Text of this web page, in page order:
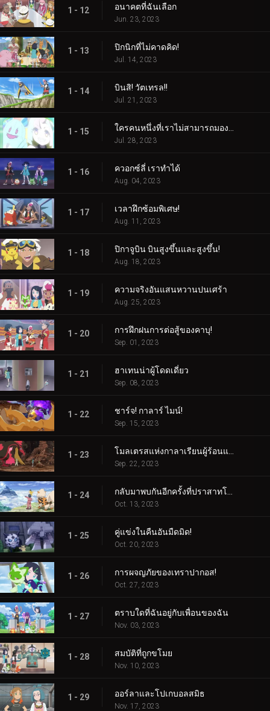
1 - 12 อนาคตที่ฉันเลือก
Jun. 23, 2023
1 - 13 ปิกนิกที่ไม่คาดคิด!
Jul. 14, 2023
1 - 14 บินสิ! วัตเทรล!!
Jul. 21, 2023
1 - 15
Jul. 28, 2023
1 - 16 ควอกซ์ลี่ เราทำได้
Aug. 04, 2023
1 - 17 เวลาฝึกซ้อมพิเศษ!
Aug. 11, 2023
1 - 18 ปิกาจูบิน บินสูงขึ้นและสูงขึ้น!
Aug. 18, 2023
1 - 19 ความจริงอันแสนหวานปนเศร้า
Aug. 25, 2023
1 - 20 การฝึกฝนการต่อสู้ของคาบุ!
Sep. 01, 2023
1 - 21 ฮาเทนน่าผู้โดดเดี่ยว
Sep. 08, 2023
1 - 22 ชาร์จ! กาลาร์ ไมน์!
Sep. 15, 2023
1 - 23
Sep. 22, 2023
1 - 24
Oct. 13, 2023
1 - 25 คู่แข่งในคืนอันมืดมิด!
Oct. 20, 2023
1 - 26 การผจญภัยของเทราปากอส!
Oct. 27, 2023
1 - 27 ตราบใดที่ฉันอยู่กับเพื่อนของฉัน
Nov. 03, 2023
1 - 28 สมบัติที่ถูกขโมย
Nov. 10, 2023
1 - 29 ออร์ลาและโปเกบอลสมิธ
Nov. 17, 2023